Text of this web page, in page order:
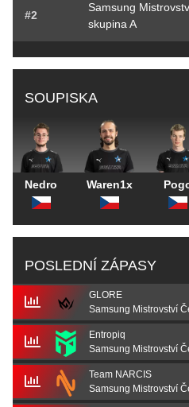
#2
Samsung
skupina A
SOUPISKA
Nedro Waren1x
POSLEDNÍ ZÁPASY
GLORE
Samsung Mistrovství
Entropiq
Samsung Mistrovství
Team NARCIS
Samsung Mistrovství